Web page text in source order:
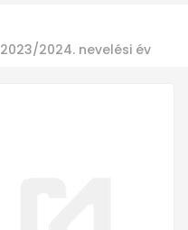
2023/2024. nevelési év